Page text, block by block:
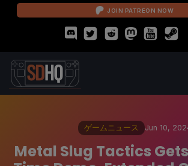
JOIN PATREON NOW
ゲームニュース Jun 10,
Metal Slug Tactics